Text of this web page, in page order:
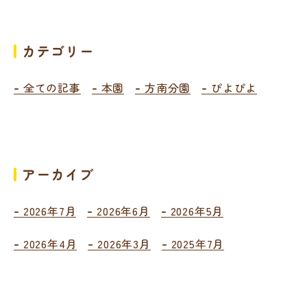
カテゴリー
全ての記事 本園 方南分園 ぴよぴよ
アーカイブ
2026年7月 2026年6月
2026年5月
2026年4月
2026年3月 2025年7月